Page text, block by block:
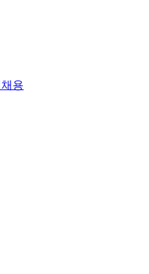
채용